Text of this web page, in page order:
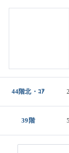
44階北・ｺｱ
39階